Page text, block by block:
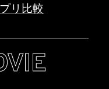
リ比較